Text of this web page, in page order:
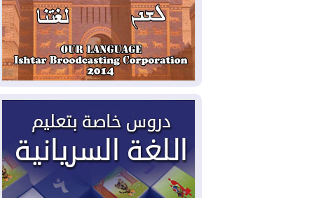
2026-08-05
لمدة عام.. بدء توريد 100
مليون قدم مكعب يومياً من غاز كورمور في
إقليم كوردستان إلى وزارة الكهرباء العراقية
2026-08-05
15كارثة بيئية ومناخية ترسم
ملامح أخطر التحديات التي تواجه العراق
2026-08-05
حرائق فرنسا.. توقيف 402
شخص بينهم 156 قاصرا منذ بداية موسم
الحرائق